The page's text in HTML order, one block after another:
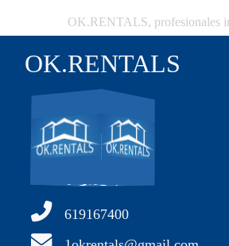
OK.RENTALS, profesionales
OK.RENTALS
619167400